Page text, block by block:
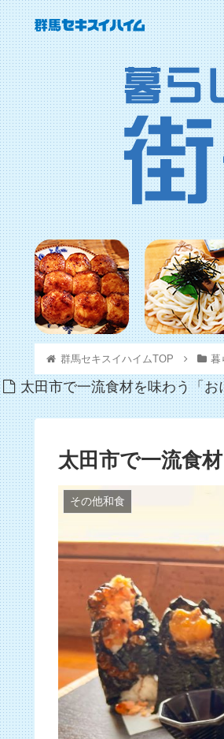
群馬セキスイハイムTOP 暮
太田市で一流食材を味わう「お
太田市で一流食
その他和食